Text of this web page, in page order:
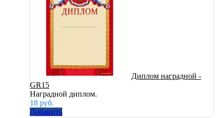
Диплом наградной -
GR15
Наградной диплом.
18 руб.
Добавить